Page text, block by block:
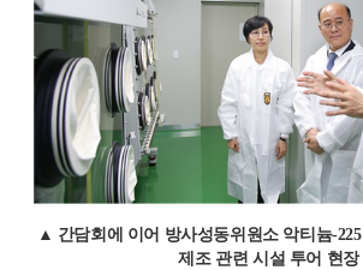
▲ 간담회에 이어 방사성동위원소 악티늄-225
제조 관련 시설 투어 현장